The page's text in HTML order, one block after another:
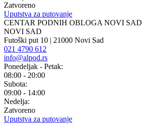
Zatvoreno
Uputstva za putovanje
CENTAR PODNIH OBLOGA NOVI SAD
NOVI SAD
Futoški put 10 | 21000 Novi Sad
021 4790 612
info@alpod.rs
Ponedeljak - Petak:
08:00 - 20:00
Subota:
09:00 - 14:00
Nedelja:
Zatvoreno
Uputstva za putovanje